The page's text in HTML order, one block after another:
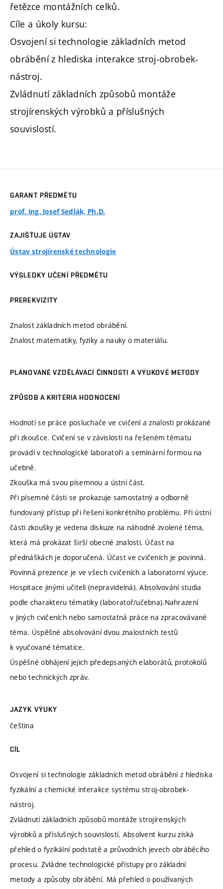
řetězce montážních celků.
Cíle a úkoly kursu:
Osvojení si technologie základních metod
obrábění z hlediska interakce stroj-obrobek-
nástroj.
Zvládnutí základních způsobů montáže
strojírenských výrobků a příslušných
souvislostí.
GARANT PŘEDMĚTU
prof. Ing. Josef Sedlák, Ph.D.
ZAJIŠŤUJE ÚSTAV
Ústav strojírenské technologie
VÝSLEDKY UČENÍ PŘEDMĚTU
PREREKVIZITY
Znalost základních metod obrábění.
Znalost matematiky, fyziky a nauky o materiálu.
PLÁNOVANÉ VZDĚLÁVACÍ ČINNOSTI A VÝUKOVÉ METODY
ZPŮSOB A KRITÉRIA HODNOCENÍ
Hodnotí se práce posluchače ve cvičení a znalosti prokázané
při zkoušce. Cvičení se v závislosti na řešeném tématu
provádí v technologické laboratoři a seminární formou na
učebně.
Zkouška má svou písemnou a ústní část.
Při písemné části se prokazuje samostatný a odborně
fundovaný přístup při řešení konkrétního problému. Při ústní
části zkoušky je vedena diskuze na náhodně zvolené téma,
která má prokázat širší obecné znalosti. Účast na
přednáškách je doporučená. Účast ve cvičeních je povinná.
Povinná prezence je ve všech cvičeních a laboratorní výuce.
Hospitace jinými učiteli (nepravidelná). Absolvování studia
podle charakteru tématiky (laboratoř/učebna).Nahrazení
v jiných cvičeních nebo samostatná práce na zpracovávané
téma. Úspěšné absolvování dvou znalostních testů
k vyučované tématice.
Úspěšné obhájení jejich předepsaných elaborátů, protokolů
nebo technických zpráv.
JAZYK VÝUKY
čeština
CÍL
Osvojení si technologie základních metod obrábění z hlediska
fyzikální a chemické interakce systému stroj-obrobek-
nástroj.
Zvládnutí základních způsobů montáže strojírenských
výrobků a příslušných souvislostí. Absolvent kurzu získá
přehled o fyzikální podstatě a průvodních jevech obráběcího
procesu. Zvládne technologické přístupy pro základní
metody a způsoby obrábění. Má přehled o používaných